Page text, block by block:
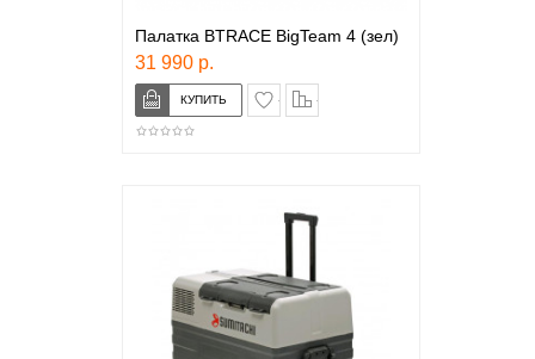
Палатка BTRACE BigTeam 4 (зел)
31 990 р.
в закладки